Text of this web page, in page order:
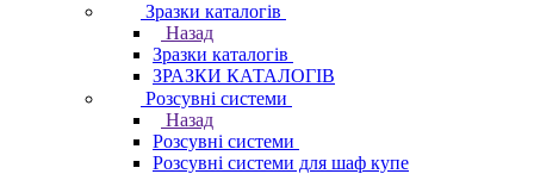
Зразки каталогів
Назад
Зразки каталогів
ЗРАЗКИ КАТАЛОГІВ
Розсувні системи
Назад
Розсувні системи
Розсувні системи для шаф купе